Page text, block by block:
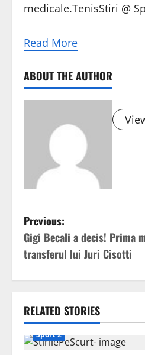
medicale.TenisStiri @
Read More
ABOUT THE AUTHOR
P
o
s
n
a
Previous:
Gigi Becali a decis! Prima
transferul lui Juri Cisotti
RELATED STORIES
Sport 2